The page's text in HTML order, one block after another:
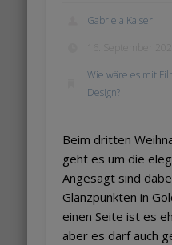
Gabriela Kaiser
Wie wäre es mit
Design?
Beim dritten
geht es um die
Angesagt sind
Glanzpunkten in
einen Seite ist es
aber es darf auch